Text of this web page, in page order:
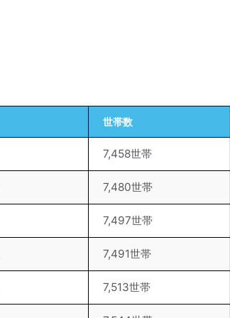
世帯数
7,458世帯
7,480世帯
7,497世帯
7,491世帯
7,513世帯